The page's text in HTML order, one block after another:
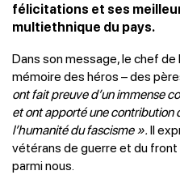
félicitations et ses
multiethnique du pays.
Dans son message, le chef de
mémoire des héros – des
ont fait preuve d’un immense
et ont apporté une contribution
l’humanité du fascisme ».Il
vétérans de guerre et du
parmi nous.